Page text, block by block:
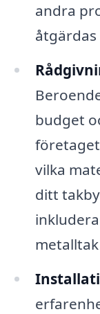
andra
budget
vilka
ditt